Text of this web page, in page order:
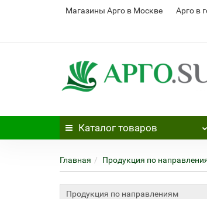
Магазины Арго в Москве Арго в
Каталог товаров
Главная Продукция по
Продукция по направлениям